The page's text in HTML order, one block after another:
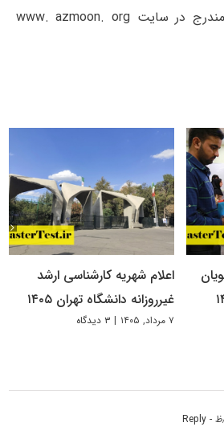
بخش «ارتباط با ما» مندرج در سایت www. azmoon. org
اعلام شهریه کارشناسی ارشد
غیرروزانه دانشگاه تهران ۱۴۰۵
۷ مرداد, ۱۴۰۵ | ۳ دیدگاه
- Reply